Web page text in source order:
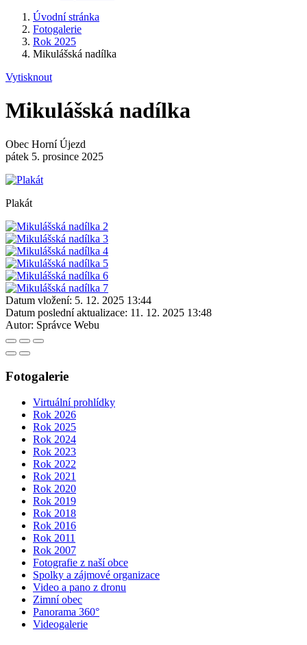
Úvodní stránka
Fotogalerie
Rok 2025
Mikulášská nadílka
Vytisknout
Mikulášská nadílka
Obec Horní Újezd
pátek 5. prosince 2025
Plakát
Datum vložení: 5. 12. 2025 13:44
Datum poslední aktualizace: 11. 12. 2025 13:48
Autor: Správce Webu
Fotogalerie
Virtuální prohlídky
Rok 2026
Rok 2025
Rok 2024
Rok 2023
Rok 2022
Rok 2021
Rok 2020
Rok 2019
Rok 2018
Rok 2016
Rok 2011
Rok 2007
Fotografie z naší obce
Spolky a zájmové organizace
Video a pano z dronu
Zimní obec
Panorama 360°
Videogalerie